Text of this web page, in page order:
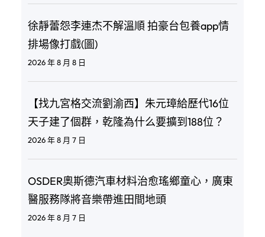
徐靜蕾怨李連杰不解溫順 拍豪台包養app情
排場像打戲(圖)
2026 年 8 月 8 日
【找九宮格交流劉渝西】朱元璋給歷代16位
天子建了個群，乾隆為什么要擴到188位？
2026 年 8 月 7 日
OSDER奧斯德汽車材料治愈瑤鄉童心，廣東
醫服務隊將音樂帶進田間地頭
2026 年 8 月 7 日